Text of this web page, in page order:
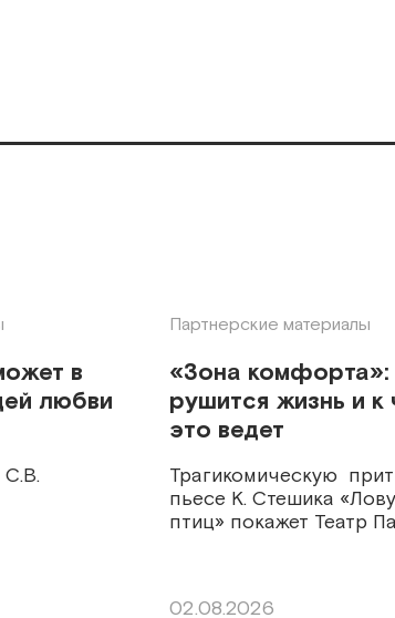
в
любви
С.В.
Партнерские материалы
«Зона комфорта»:
рушится жизнь и к
это ведет
Трагикомическую
пьесе К. Стешика
птиц» покажет Театр
02.08.2026